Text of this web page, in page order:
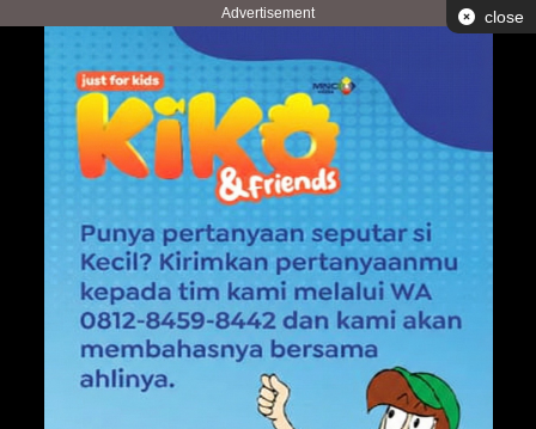
Advertisement close